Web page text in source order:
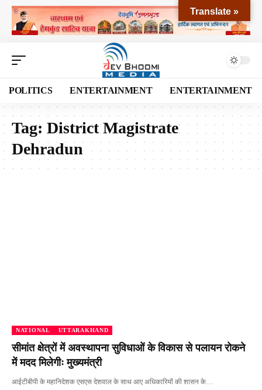
POLITICS ENTERTAINMENT ENTERTAINMENT
Tag: District Magistrate
Dehradun
NATIONAL UTTARAKHAND
सीमांत क्षेत्रों में अवस्थापना सुविधाओं के विकास से पलायन रोकने
में मदद मिलेगीः मुख्यमंत्री
आईटीबीपी के महानिदेशक एसएस देशवाल के साथ आए अधिकारियों की शासन के…
Translate »